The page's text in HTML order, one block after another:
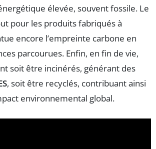
élevée, souvent fossile. Le
pour les produits fabriqués à
encore l’empreinte carbone en
parcourues. Enfin, en fin de vie,
soit être incinérés, générant des
, soit être recyclés, contribuant ainsi
environnemental global.